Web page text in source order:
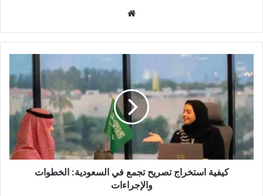
كيفية استخراج تصريح تجمع في السعودية: الخطوات
والإجراءات